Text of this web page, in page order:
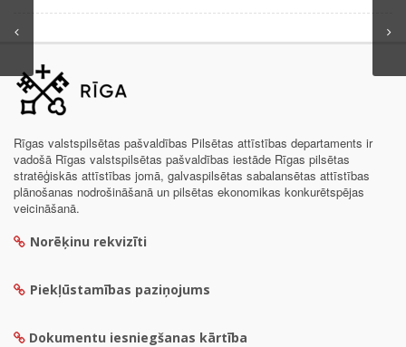
Rīgas valstspilsētas pašvaldības Pilsētas attīstības departaments ir
vadošā Rīgas valstspilsētas pašvaldības iestāde Rīgas pilsētas
stratēģiskās attīstības jomā, galvaspilsētas sabalansētas attīstības
plānošanas nodrošināšanā un pilsētas ekonomikas konkurētspējas
veicināšanā.
Norēķinu rekvizīti
Piekļūstamības paziņojums
Dokumentu iesniegšanas kārtība